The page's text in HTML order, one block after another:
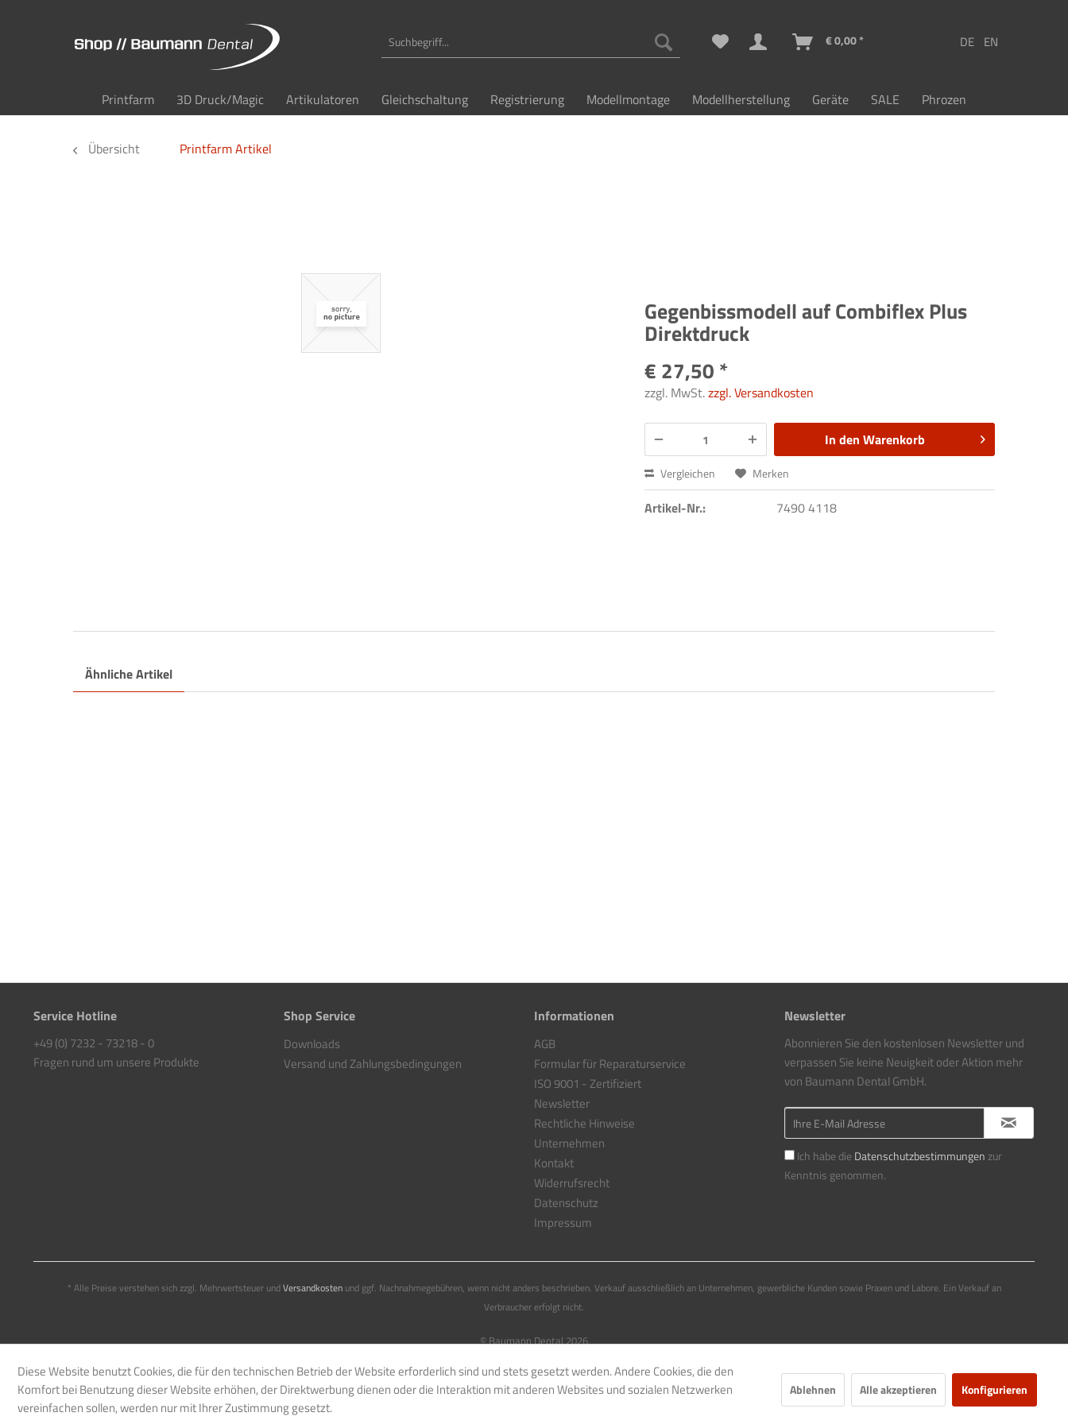
€ 0,00 *
Printfarm 3D Druck/Magic Artikulatoren Gleichschaltung Registrierung Modellmontage Modellherstellung Geräte SALE Phrozen
Übersicht Printfarm Artikel
Gegenbissmodell auf Combiflex Plus
Direktdruck
€ 27,50 *
zzgl. MwSt.zzgl. Versandkosten
In den Warenkorb
Vergleichen Merken
Artikel-Nr.: 7490 4118
Ähnliche Artikel
Service Hotline
+49 (0) 7232 - 73218 - 0
Fragen rund um unsere Produkte
Shop Service
Downloads
Versand und Zahlungsbedingungen
Informationen
AGB
Formular für Reparaturservice
ISO 9001 - Zertifiziert
Newsletter
Rechtliche Hinweise
Unternehmen
Kontakt
Widerrufsrecht
Datenschutz
Impressum
Newsletter
Abonnieren Sie den kostenlosen Newsletter und
verpassen Sie keine Neuigkeit oder Aktion mehr
von Baumann Dental GmbH.
Ich habe dieDatenschutzbestimmungenzur
Kenntnis genommen.
* Alle Preise verstehen sich zzgl. Mehrwertsteuer undVersandkostenund ggf. Nachnahmegebühren, wenn nicht anders beschrieben. Verkauf ausschließlich an Unternehmen, gewerbliche Kunden sowie Praxen und Labore. Ein Verkauf an
Verbraucher erfolgt nicht.
© Baumann Dental 2026
Diese Website benutzt Cookies, die für den technischen Betrieb der Website erforderlich sind und stets gesetzt werden. Andere Cookies, die den
Komfort bei Benutzung dieser Website erhöhen, der Direktwerbung dienen oder die Interaktion mit anderen Websites und sozialen Netzwerken
vereinfachen sollen, werden nur mit Ihrer Zustimmung gesetzt.
Ablehnen Alle akzeptieren Konfigurieren